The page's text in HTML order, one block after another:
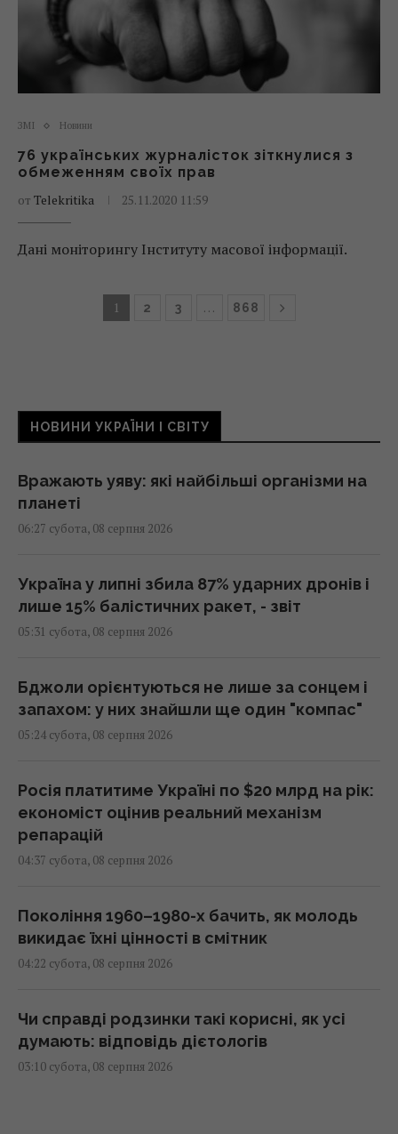
ЗМІ Новини
76 українських журналісток зіткнулися з
обмеженням своїх прав
от Telekritika 25.11.2020 11:59
Дані моніторингу Інституту масової інформації.
1 2 3 … 868
НОВИНИ УКРАЇНИ І СВІТУ
Вражають уяву: які найбільші організми на
планеті
06:27 субота, 08 серпня 2026
Україна у липні збила 87% ударних дронів і
лише 15% балістичних ракет, - звіт
05:31 субота, 08 серпня 2026
Бджоли орієнтуються не лише за сонцем і
запахом: у них знайшли ще один "компас"
05:24 субота, 08 серпня 2026
Росія платитиме Україні по $20 млрд на рік:
економіст оцінив реальний механізм
репарацій
04:37 субота, 08 серпня 2026
Покоління 1960–1980-х бачить, як молодь
викидає їхні цінності в смітник
04:22 субота, 08 серпня 2026
Чи справді родзинки такі корисні, як усі
думають: відповідь дієтологів
03:10 субота, 08 серпня 2026